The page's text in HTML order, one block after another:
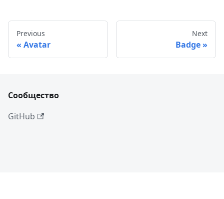
Previous
Avatar
Next
Badge
Сообщество
GitHub